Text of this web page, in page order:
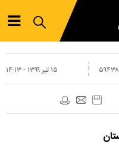
۱۵ تير ۱۳۹۹ - ۱۴:۱۳ ۵۹۴۳۸